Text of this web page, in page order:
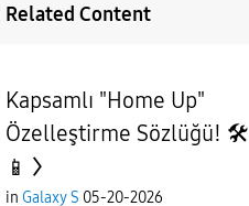
Related Content
Kapsamlı "Home Up"
Özelleştirme Sözlüğü! 🛠️
📱
in Galaxy S 05-20-2026